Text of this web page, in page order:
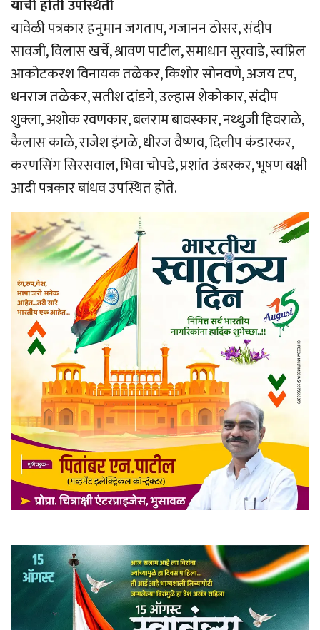
यांची होती उपस्थिती
यावेळी पत्रकार हनुमान जगताप, गजानन ठोसर, संदीप
सावजी, विलास खर्चे, श्रावण पाटील, समाधान सुरवाडे, स्वप्निल
आकोटकरश विनायक तळेकर, किशोर सोनवणे, अजय टप,
धनराज तळेकर, सतीश दांडगे, उल्हास शेकोकार, संदीप
शुक्ला, अशोक रवणकार, बलराम बावस्कार, नथ्थुजी हिवराळे,
कैलास काळे, राजेश इंगळे, धीरज वैष्णव, दिलीप कंडारकर,
करणसिंग सिरसवाल, भिवा चोपडे, प्रशांत उंबरकर, भूषण बक्षी
आदी पत्रकार बांधव उपस्थित होते.